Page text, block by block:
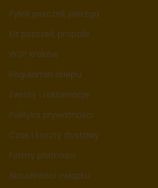
Pyłek pszczeli, pierzga
Kit pszczeli, propolis
WZP Kraków
Regulamin sklepu
Zwroty i reklamacje
Polityka prywatności
Czas i koszty dostawy
Formy płatności
Aktualności związku